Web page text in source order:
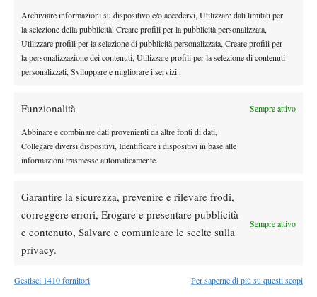
Archiviare informazioni su dispositivo e/o accedervi, Utilizzare dati limitati per
la selezione della pubblicità, Creare profili per la pubblicità personalizzata,
Utilizzare profili per la selezione di pubblicità personalizzata, Creare profili per
la personalizzazione dei contenuti, Utilizzare profili per la selezione di contenuti
personalizzati, Sviluppare e migliorare i servizi.
Funzionalità Sempre attivo
Abbinare e combinare dati provenienti da altre fonti di dati,
Collegare diversi dispositivi, Identificare i dispositivi in base alle
informazioni trasmesse automaticamente.
Garantire la sicurezza, prevenire e rilevare frodi,
correggere errori, Erogare e presentare pubblicità
e contenuto, Salvare e comunicare le scelte sulla
privacy.
Sempre attivo
Gestisci 1410 fornitori Per saperne di più su questi scopi
facendo segnare il maggior numero di presenze (seguono Torino
e Firenze).
TAGGED:IBI17
Milano
Nessun commento
Devi essere